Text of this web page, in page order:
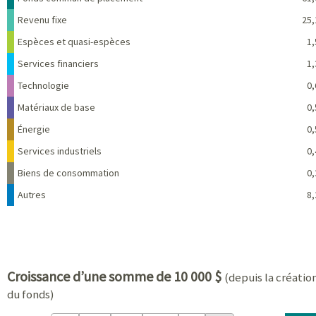
Revenu fixe
Espèces et quasi-espèces
Services financiers
Technologie
Matériaux de base
Énergie
Services industriels
Biens de consommation
Autres
Croissance d’une somme de 10 000 $ (depuis la
du fonds)